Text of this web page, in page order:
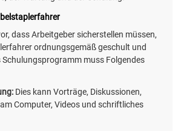
dass Arbeitgeber sicherstellen müssen,
ordnungsgemäß geschult und
muss Folgendes
Dies kann Vorträge, Diskussionen,
Computer, Videos und schriftliches